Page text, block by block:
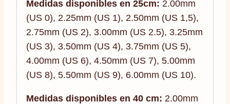
Medidas disponibles en 25cm: 2.00mm
(US 0), 2.25mm (US 1), 2.50mm (US 1,5),
2.75mm (US 2), 3.00mm (US 2.5), 3.25mm
(US 3), 3.50mm (US 4), 3.75mm (US 5),
4.00mm (US 6), 4.50mm (US 7), 5.00mm
(US 8), 5.50mm (US 9), 6.00mm (US 10).
Medidas disponibles en 40 cm: 2.00mm